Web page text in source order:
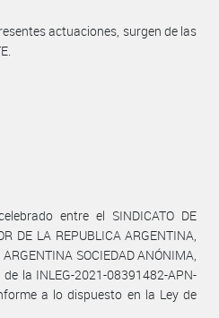
actuaciones, surgen de las
entre el SINDICATO DE
DE LA REPUBLICA ARGENTINA,
SOCIEDAD ANÓNIMA,
la INLEG-2021-08391482-APN-
a lo dispuesto en la Ley de